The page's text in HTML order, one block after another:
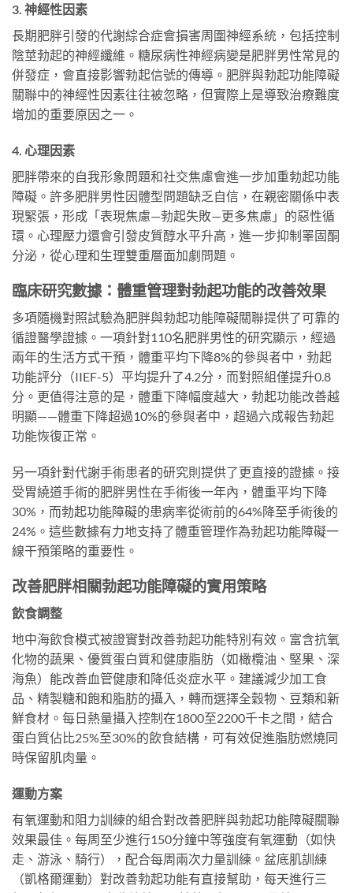
3. 神經性因素
長期肥胖引發的代謝綜合症會損害周圍神經系統，包括控制
陰莖勃起的神經纖維。糖尿病性神經病變是肥胖男性常見的
併發症，會直接影響勃起信號的傳導。肥胖與勃起功能障礙
關聯中的神經性因素往往被忽略，但實際上是導致治療難度
增加的重要原因之一。
4. 心理因素
肥胖帶來的自我形象問題和社交焦慮會進一步加重勃起功能
障礙。許多肥胖男性因體型問題缺乏自信，在親密關係中表
現緊張，形成「表現焦慮—勃起失敗—更多焦慮」的惡性循
環。心理壓力還會引發皮質醇水平升高，進一步抑制睪固酮
分泌，從心理和生理雙重層面加劇問題。
臨床研究數據：體重管理對勃起功能的改善效果
多項隨機對照試驗為肥胖與勃起功能障礙關聯提供了可靠的
循證醫學證據。一項針對110名肥胖男性的研究顯示，經過
兩年的生活方式干預，體重平均下降8%的參與者中，勃起
功能評分（IIEF-5）平均提升了4.2分，而對照組僅提升0.8
分。更值得注意的是，體重下降幅度越大，勃起功能改善越
明顯——體重下降超過10%的參與者中，超過六成報告勃起
功能恢復正常。
另一項針對代謝手術患者的研究則提供了更直接的證據。接
受胃繞道手術的肥胖男性在手術後一年內，體重平均下降
30%，而勃起功能障礙的患病率從術前的64%降至手術後的
24%。這些數據有力地支持了體重管理作為勃起功能障礙一
線干預策略的重要性。
改善肥胖相關勃起功能障礙的實用策略
飲食調整
地中海飲食模式被證實對改善勃起功能特別有效。富含抗氧
化物的蔬果、優質蛋白質和健康脂肪（如橄欖油、堅果、深
海魚）能改善血管健康和降低炎症水平。建議減少加工食
品、精製糖和飽和脂肪的攝入，轉而選擇全穀物、豆類和新
鮮食材。每日熱量攝入控制在1800至2200千卡之間，結合
蛋白質佔比25%至30%的飲食結構，可有效促進脂肪燃燒同
時保留肌肉量。
運動方案
有氧運動和阻力訓練的組合對改善肥胖與勃起功能障礙關聯
效果最佳。每周至少進行150分鐘中等強度有氧運動（如快
走、游泳、騎行），配合每周兩次力量訓練。盆底肌訓練
（凱格爾運動）對改善勃起功能有直接幫助，每天進行三